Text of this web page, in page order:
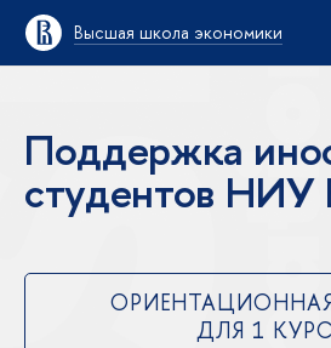
Высшая школа экономики
Поддержка
студентов
ДЛЯ 1